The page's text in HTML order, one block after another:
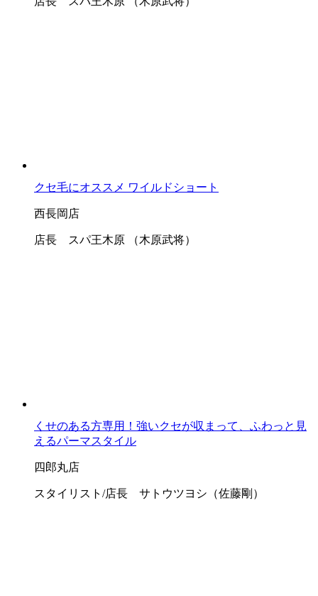
クセ毛にオススメ ワイルドショート
西長岡店
店長 スパ王木原 （木原武将）
くせのある方専用！強いクセが収まって、ふわっと見
えるパーマスタイル
四郎丸店
スタイリスト/店長 サトウツヨシ（佐藤剛）